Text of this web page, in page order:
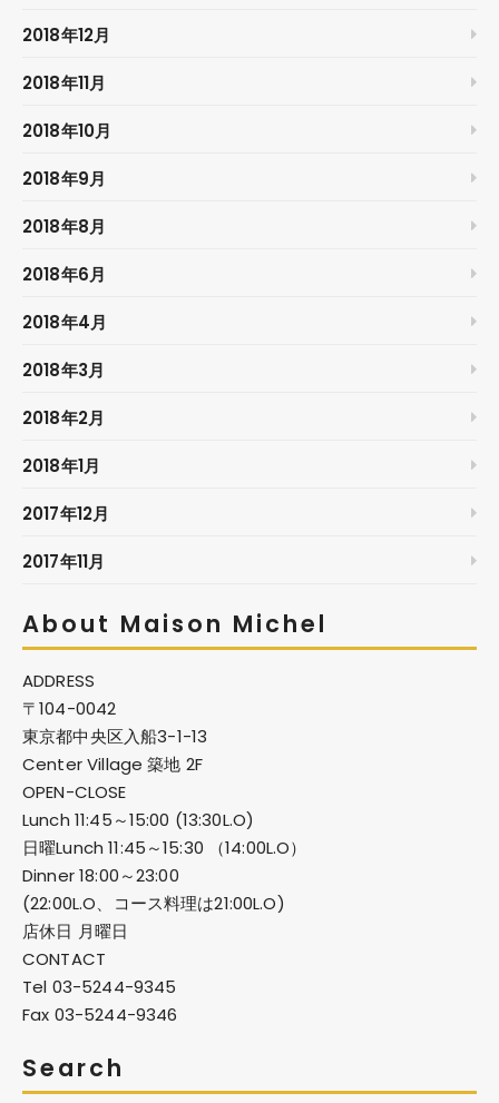
2018年12月
2018年11月
2018年10月
2018年9月
2018年8月
2018年6月
2018年4月
2018年3月
2018年2月
2018年1月
2017年12月
2017年11月
About Maison Michel
ADDRESS
〒104-0042
東京都中央区入船3-1-13
Center Village 築地 2F
OPEN-CLOSE
Lunch 11:45～15:00 (13:30L.O)
日曜Lunch 11:45～15:30 （14:00L.O）
Dinner 18:00～23:00
(22:00L.O、コース料理は21:00L.O)
店休日 月曜日
CONTACT
Tel 03-5244-9345
Fax 03-5244-9346
Search